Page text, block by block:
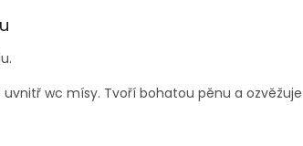
wc mísy. Tvoří bohatou pěnu a ozvěžuje